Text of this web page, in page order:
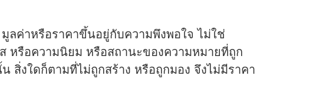
ลค่าหรือราคาขึ้นอยู่กับความพึงพอใจ ไม่ใช่
หรือความนิยม หรือสถานะของความหมายที่ถูก
สิ่งใดก็ตามที่ไม่ถูกสร้าง หรือถูกมอง จึงไม่มีราคา